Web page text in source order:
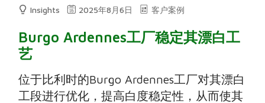
Insights 2025年8月6日 客户案例
Burgo Ardennes工厂稳定其漂白工
艺
位于比利时的Burgo Ardennes工厂对其漂白
工段进行优化，提高白度稳定性，从而使其